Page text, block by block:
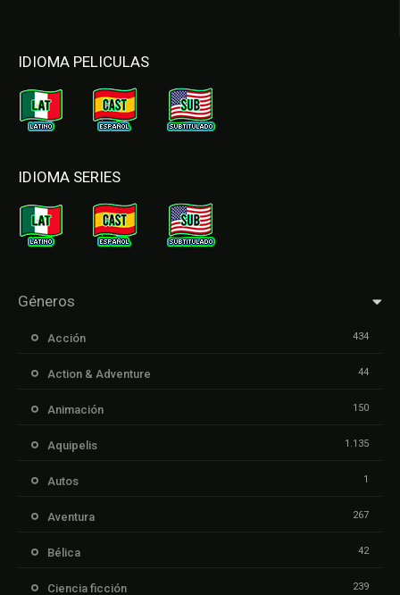
IDIOMA PELICULAS
IDIOMA SERIES
Géneros
Acción 434
Action & Adventure 44
Animación 150
Aquipelis 1.135
Autos 1
Aventura 267
Bélica 42
Ciencia ficción 239